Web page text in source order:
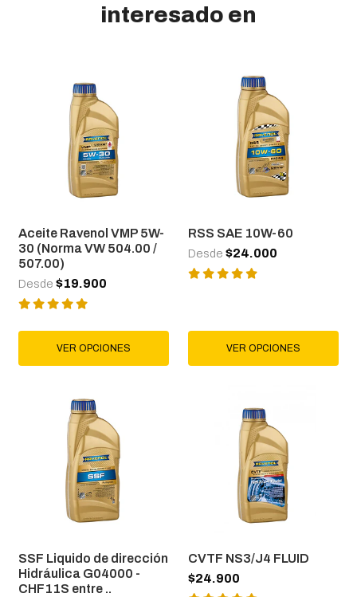
interesado en
Aceite Ravenol VMP 5W-
30 (Norma VW 504.00 /
507.00)
Desde $19.900
VER OPCIONES
RSS SAE 10W-60
Desde $24.000
VER OPCIONES
SSF Liquido de dirección
Hidráulica G04000 -
CHF11S entre ..
CVTF NS3/J4 FLUID
$24.900